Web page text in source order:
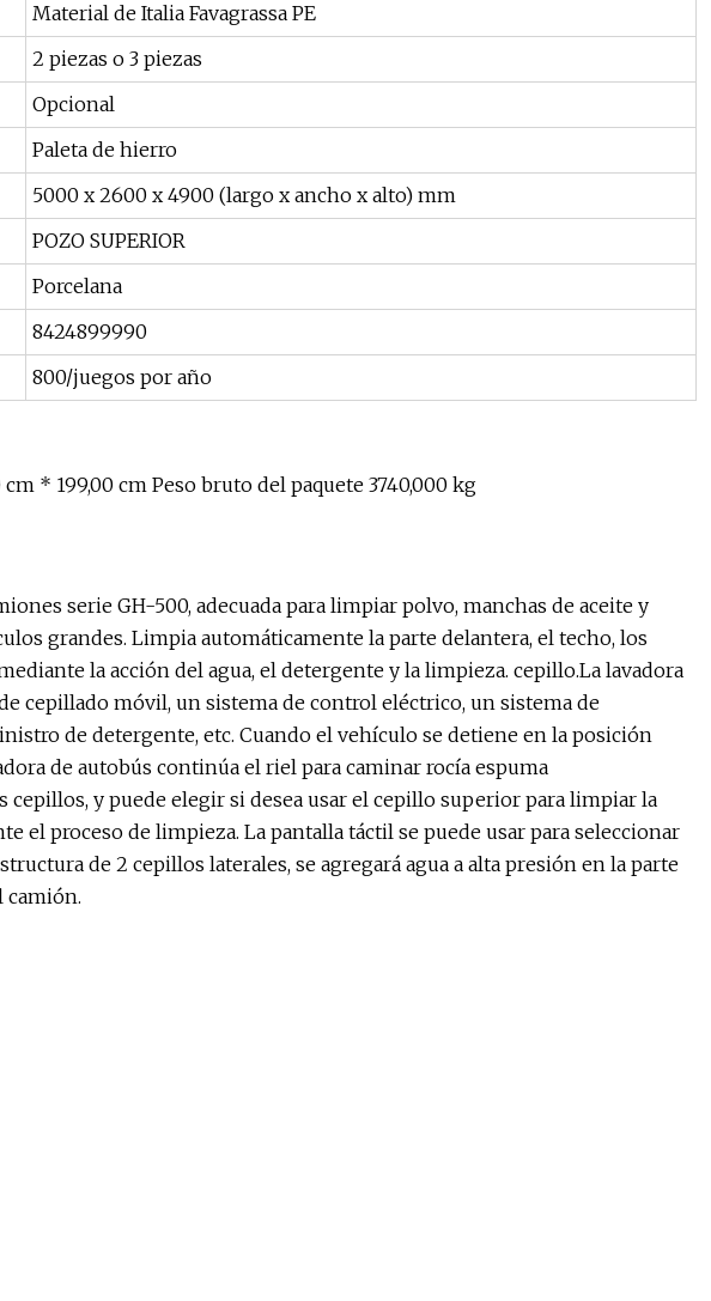
Material de Italia Favagrassa PE
2 piezas o 3 piezas
Opcional
Paleta de hierro
5000 x 2600 x 4900 (largo x ancho x alto) mm
POZO SUPERIOR
Porcelana
8424899990
800/juegos por año
* 199,00 cm Peso bruto del paquete 3740,000 kg
serie GH-500, adecuada para limpiar polvo, manchas de aceite y
grandes. Limpia automáticamente la parte delantera, el techo, los
la acción del agua, el detergente y la limpieza. cepillo.La lavadora
cepillado móvil, un sistema de control eléctrico, un sistema de
de detergente, etc. Cuando el vehículo se detiene en la posición
de autobús continúa el riel para caminar rocía espuma
cepillos, y puede elegir si desea usar el cepillo superior para limpiar la
el proceso de limpieza. La pantalla táctil se puede usar para seleccionar
de 2 cepillos laterales, se agregará agua a alta presión en la parte
camión.